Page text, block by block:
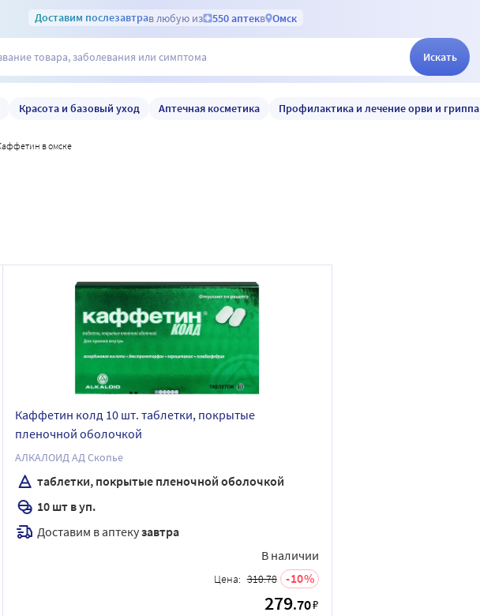
Доставим послезавтрав любую из 550 аптекв Омск
Искать
Красота и базовый уход Аптечная косметика Профилактика и лечение орви и гриппа
каффетин в омске
Каффетин колд 10 шт. таблетки, покрытые
пленочной оболочкой
АЛКАЛОИД АД Скопье
таблетки, покрытые пленочной оболочкой
10 шт в уп.
Доставим в аптекузавтра
В наличии
Цена: 310.78 10
279.70₽